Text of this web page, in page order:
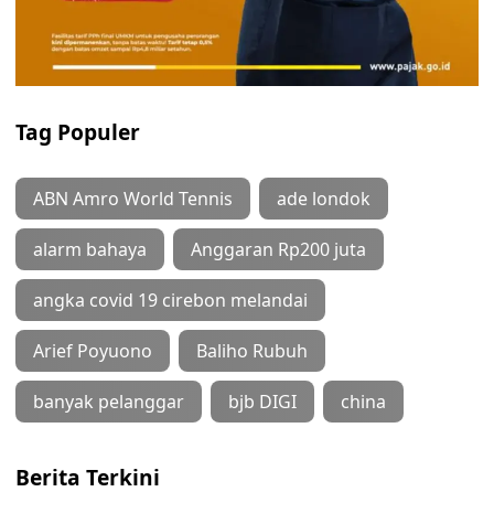
Tag Populer
ABN Amro World Tennis ade londok
alarm bahaya Anggaran Rp200 juta
angka covid 19 cirebon melandai
Arief Poyuono Baliho Rubuh
banyak pelanggar bjb DIGI china
Berita Terkini